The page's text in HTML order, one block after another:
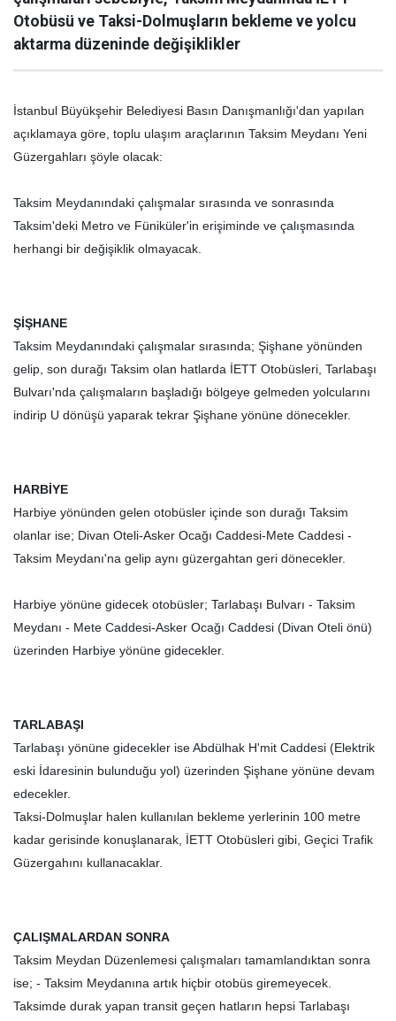
Otobüsü ve Taksi-Dolmuşların bekleme ve yolcu
aktarma düzeninde değişiklikler
İstanbul Büyükşehir Belediyesi Basın Danışmanlığı'dan yapılan
açıklamaya göre, toplu ulaşım araçlarının Taksim Meydanı Yeni
Güzergahları şöyle olacak:
Taksim Meydanındaki çalışmalar sırasında ve sonrasında
Taksim'deki Metro ve Füniküler'in erişiminde ve çalışmasında
herhangi bir değişiklik olmayacak.
ŞİŞHANE
Taksim Meydanındaki çalışmalar sırasında; Şişhane yönünden
gelip, son durağı Taksim olan hatlarda İETT Otobüsleri, Tarlabaşı
Bulvarı'nda çalışmaların başladığı bölgeye gelmeden yolcularını
indirip U dönüşü yaparak tekrar Şişhane yönüne dönecekler.
HARBİYE
Harbiye yönünden gelen otobüsler içinde son durağı Taksim
olanlar ise; Divan Oteli-Asker Ocağı Caddesi-Mete Caddesi -
Taksim Meydanı'na gelip aynı güzergahtan geri dönecekler.
Harbiye yönüne gidecek otobüsler; Tarlabaşı Bulvarı - Taksim
Meydanı - Mete Caddesi-Asker Ocağı Caddesi (Divan Oteli önü)
üzerinden Harbiye yönüne gidecekler.
TARLABAŞI
Tarlabaşı yönüne gidecekler ise Abdülhak H'mit Caddesi (Elektrik
eski İdaresinin bulunduğu yol) üzerinden Şişhane yönüne devam
edecekler.
Taksi-Dolmuşlar halen kullanılan bekleme yerlerinin 100 metre
kadar gerisinde konuşlanarak, İETT Otobüsleri gibi, Geçici Trafik
Güzergahını kullanacaklar.
ÇALIŞMALARDAN SONRA
Taksim Meydan Düzenlemesi çalışmaları tamamlandıktan sonra
ise; - Taksim Meydanına artık hiçbir otobüs giremeyecek.
Taksimde durak yapan transit geçen hatların hepsi Tarlabaşı